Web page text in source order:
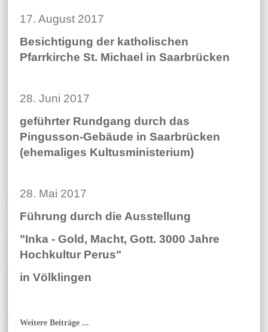
17. August 2017
Besichtigung der katholischen
Pfarrkirche St. Michael in Saarbrücken
28. Juni 2017
geführter Rundgang durch das
Pingusson-Gebäude in Saarbrücken
(ehemaliges Kultusministerium)
28. Mai 2017
Führung durch die Ausstellung
"Inka - Gold, Macht, Gott. 3000 Jahre
Hochkultur Perus"
in Völklingen
Weitere Beiträge ...